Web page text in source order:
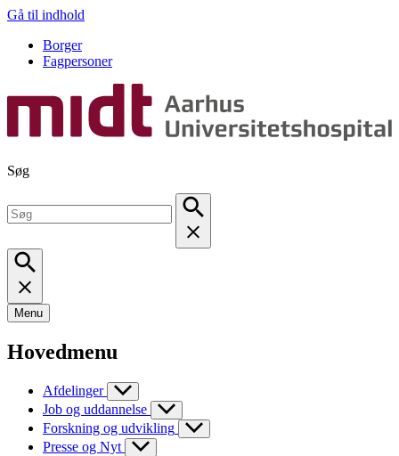
Gå til indhold
Borger
Fagpersoner
Søg
Menu
Hovedmenu
Afdelinger
Job og uddannelse
Forskning og udvikling
Presse og Nyt